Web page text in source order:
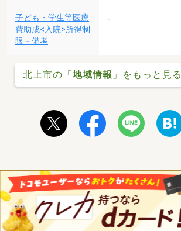
子ども・学生等医療
費助成<入院>所得制
限－備考
-
北上市の「地域情報 」をもっと見る